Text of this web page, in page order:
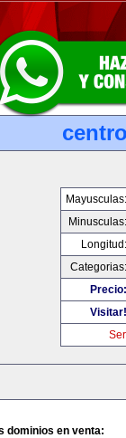
Mayusculas:
Minusculas:
Longitud:
Categorias:
Precio:
Visitar!
dominios en venta: